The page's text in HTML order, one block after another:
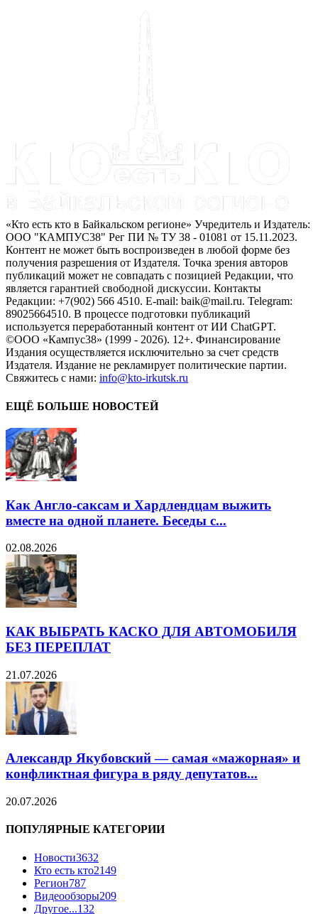
«Кто есть кто в Байкальском регионе» Учредитель и Издатель:
ООО "КАМПУС38" Рег ПИ № ТУ 38 - 01081 от 15.11.2023.
Контент не может быть воспроизведен в любой форме без
получения разрешения от Издателя. Точка зрения авторов
публикаций может не совпадать с позицией Редакции, что
является гарантией свободной дискуссии. Контакты
Редакции: +7(902) 566 4510. E-mail: baik@mail.ru. Telegram:
89025664510. В процессе подготовки публикаций
используется переработанный контент от ИИ ChatGPT.
©ООО «Кампус38» (1999 - 2026). 12+. Финансирование
Издания осуществляется исключительно за счет средств
Издателя. Издание не рекламирует политические партии.
Свяжитесь с нами: info@kto-irkutsk.ru
ЕЩЁ БОЛЬШЕ НОВОСТЕЙ
Как Англо-саксам и Хардлендцам выжить
вместе на одной планете. Беседы с...
02.08.2026
КАК ВЫБРАТЬ КАСКО ДЛЯ АВТОМОБИЛЯ
БЕЗ ПЕРЕПЛАТ
21.07.2026
Александр Якубовский — самая «мажорная» и
конфликтная фигура в ряду депутатов...
20.07.2026
ПОПУЛЯРНЫЕ КАТЕГОРИИ
Новости3632
Кто есть кто2149
Регион787
Видеообзоры209
Другое...132